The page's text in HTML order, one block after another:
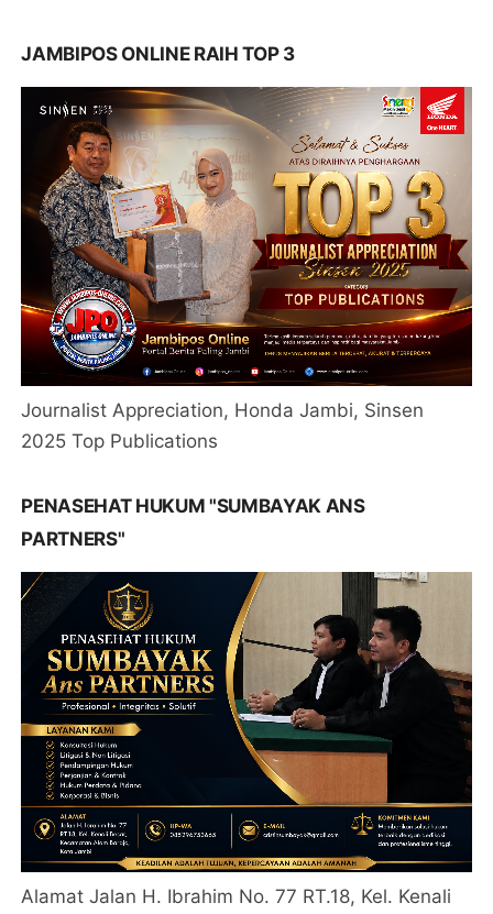
JAMBIPOS ONLINE RAIH TOP 3
Journalist Appreciation, Honda Jambi, Sinsen
2025 Top Publications
PENASEHAT HUKUM "SUMBAYAK ANS
PARTNERS"
Alamat Jalan H. Ibrahim No. 77 RT.18, Kel. Kenali